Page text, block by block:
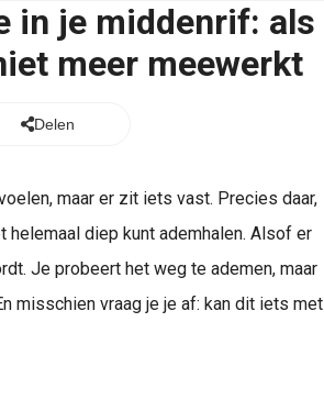
in je middenrif: als
meer meewerkt
Delen
maar er zit iets vast. Precies daar,
diep kunt ademhalen. Alsof er
Je probeert het weg te ademen, maar
misschien vraag je je af: kan dit iets met